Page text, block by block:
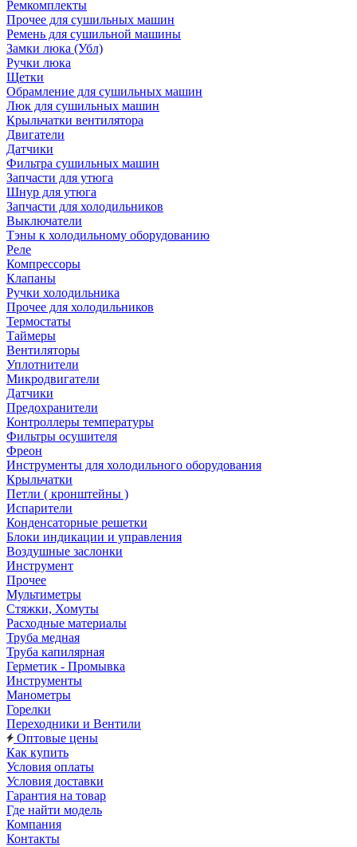
Ремкомплекты
Прочее для сушильных машин
Ремень для сушильной машины
Замки люка (Убл)
Ручки люка
Щетки
Обрамление для сушильных машин
Люк для сушильных машин
Крыльчатки вентилятора
Двигатели
Датчики
Фильтра сушильных машин
Запчасти для утюга
Шнур для утюга
Запчасти для холодильников
Выключатели
Тэны к холодильному оборудованию
Реле
Компрессоры
Клапаны
Ручки холодильника
Прочее для холодильников
Термостаты
Таймеры
Вентиляторы
Уплотнители
Микродвигатели
Датчики
Предохранители
Контроллеры температуры
Фильтры осушителя
Фреон
Инструменты для холодильного оборудования
Крыльчатки
Петли ( кронштейны )
Испарители
Конденсаторные решетки
Блоки индикации и управления
Воздушные заслонки
Инструмент
Прочее
Мультиметры
Стяжки, Хомуты
Расходные материалы
Труба медная
Труба капилярная
Герметик - Промывка
Инструменты
Манометры
Горелки
Переходники и Вентили
Оптовые цены
Как купить
Условия оплаты
Условия доставки
Гарантия на товар
Где найти модель
Компания
Контакты